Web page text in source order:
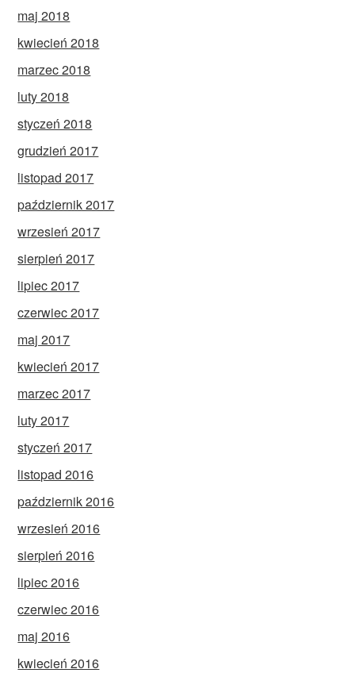
maj 2018
kwiecień 2018
marzec 2018
luty 2018
styczeń 2018
grudzień 2017
listopad 2017
październik 2017
wrzesień 2017
sierpień 2017
lipiec 2017
czerwiec 2017
maj 2017
kwiecień 2017
marzec 2017
luty 2017
styczeń 2017
listopad 2016
październik 2016
wrzesień 2016
sierpień 2016
lipiec 2016
czerwiec 2016
maj 2016
kwiecień 2016